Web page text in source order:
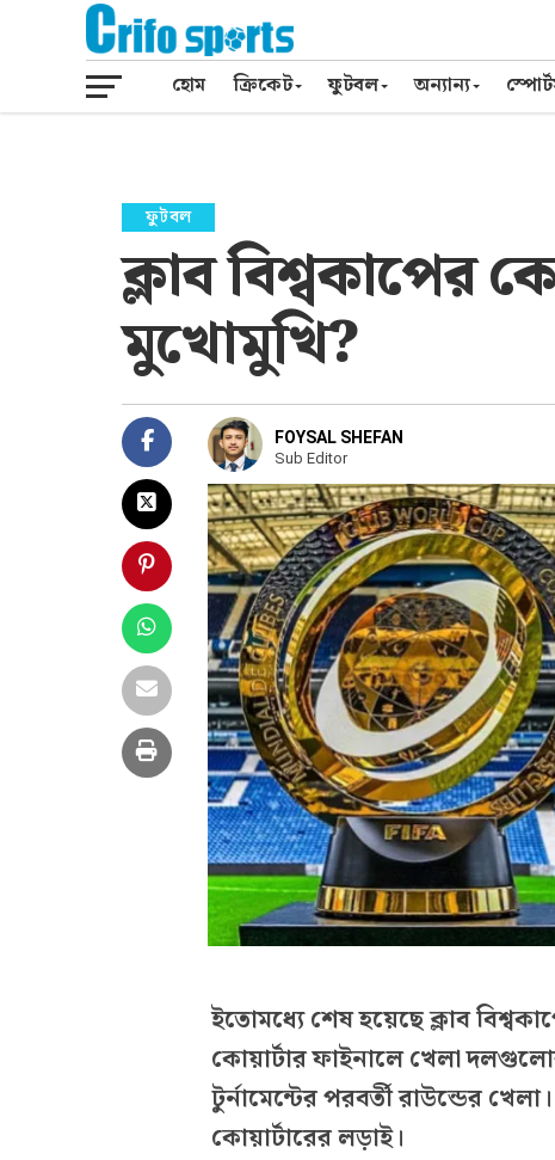
হোম ক্রিকেট ফুটবল অন্যান্য
ফুটবল
ক্লাব বিশ্বকাপের
মুখোমুখি?
FOYSAL SHEFAN
Sub Editor
ইতোমধ্যে শেষ হয়েছে ক্লাব
কোয়ার্টার ফাইনালে খেলা
টুর্নামেন্টের পরবর্তী রাউন্ডের
কোয়ার্টারের লড়াই।